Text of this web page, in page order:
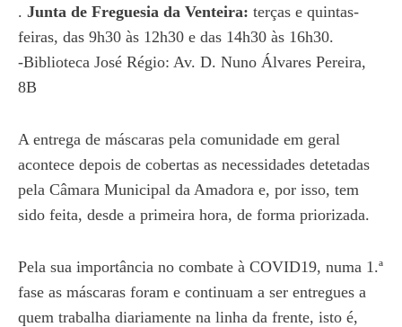
. Junta de Freguesia da Venteira: terças e quintas-
feiras, das 9h30 às 12h30 e das 14h30 às 16h30.
-Biblioteca José Régio: Av. D. Nuno Álvares Pereira,
8B
A entrega de máscaras pela comunidade em geral
acontece depois de cobertas as necessidades detetadas
pela Câmara Municipal da Amadora e, por isso, tem
sido feita, desde a primeira hora, de forma priorizada.
Pela sua importância no combate à COVID19, numa 1.ª
fase as máscaras foram e continuam a ser entregues a
quem trabalha diariamente na linha da frente, isto é,